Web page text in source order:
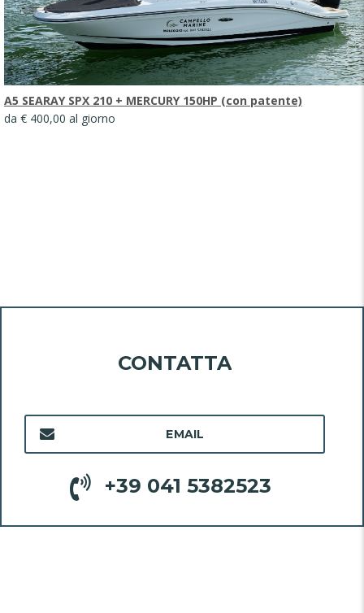
A5 SEARAY SPX 210 + MERCURY 150HP (con patente)
da € 400,00 al giorno
CONTATTA
EMAIL
+39 041 5382523